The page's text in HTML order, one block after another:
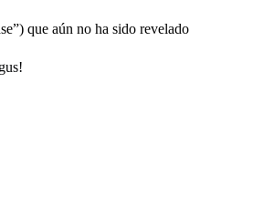
que aún no ha sido revelado